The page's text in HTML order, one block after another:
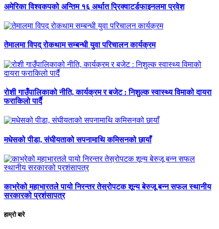
अमेरिका विश्वकपको अन्तिम १६ अर्थात प्रिक्वाटर्डफाइनलमा प्रवेश
तेमालमा विपद् रोकथाम सम्बन्धी युवा परिचालन कार्यक्रम
रोशी गाउँपालिकाको नीति, कार्यक्रम र बजेट : निशुल्क स्वास्थ्य विमाको दायरा
फराकिलो पार्दै
मधेसको पीडा, संघीयताको सपनामाथि कमिसनको छायाँ
काभ्रेको महाभारतले पायो निरन्तर तेस्रोपटक शून्य बेरुजू बन्न सफल स्थानीय
सरकारको प्रशंसापत्र
हाम्रो बारे